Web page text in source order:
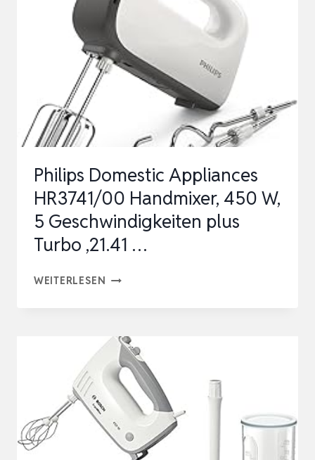
RÜHRBESEN,
EDELSTAHL-
KNETHAKEN,
SPÜLMASCHINENGE…
Philips Domestic Appliances
HR3741/00 Handmixer, 450 W,
5 Geschwindigkeiten plus
Turbo ,‎21.41 …
WEITERLESEN PHILIPS
HR3741/00
HANDMIXER,
450
W,
5
GESCHWINDIGKEITEN